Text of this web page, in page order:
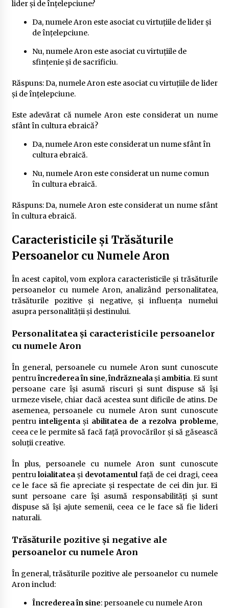
lider și de înțelepciune?
Da, numele Aron este asociat cu virtuțiile de lider și
de înțelepciune.
Nu, numele Aron este asociat cu virtuțiile de
sfințenie și de sacrificiu.
Răspuns: Da, numele Aron este asociat cu virtuțiile de lider
și de înțelepciune.
Este adevărat că numele Aron este considerat un nume
sfânt în cultura ebraică?
Da, numele Aron este considerat un nume sfânt în
cultura ebraică.
Nu, numele Aron este considerat un nume comun
în cultura ebraică.
Răspuns: Da, numele Aron este considerat un nume sfânt
în cultura ebraică.
Caracteristicile și Trăsăturile
Persoanelor cu Numele Aron
În acest capitol, vom explora caracteristicile și trăsăturile
persoanelor cu numele Aron, analizând personalitatea,
trăsăturile pozitive și negative, și influența numelui
asupra personalității și destinului.
Personalitatea și caracteristicile persoanelor
cu numele Aron
În general, persoanele cu numele Aron sunt cunoscute
pentruîncrederea în sine,îndrăznealași ambitia. Ei sunt
persoane care își asumă riscuri și sunt dispuse să își
urmeze visele, chiar dacă acestea sunt dificile de atins. De
asemenea, persoanele cu numele Aron sunt cunoscute
pentru inteligentași abilitatea de a rezolva probleme,
ceea ce le permite să facă față provocărilor și să găsească
soluții creative.
În plus, persoanele cu numele Aron sunt cunoscute
pentruloialitatea și devotamentulfață de cei dragi, ceea
ce le face să fie apreciate și respectate de cei din jur. Ei
sunt persoane care își asumă responsabilități și sunt
dispuse să își ajute semenii, ceea ce le face să fie lideri
naturali.
Trăsăturile pozitive și negative ale
persoanelor cu numele Aron
În general, trăsăturile pozitive ale persoanelor cu numele
Aron includ:
Încrederea în sine: persoanele cu numele Aron